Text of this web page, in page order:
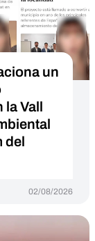
un
la Vall
del
02/08/2026